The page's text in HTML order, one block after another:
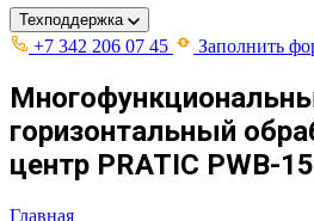
Техподдержка
+7 342 206 07 45 Заполнить
горизонтальный
центр PRATIC PWB-
Главная